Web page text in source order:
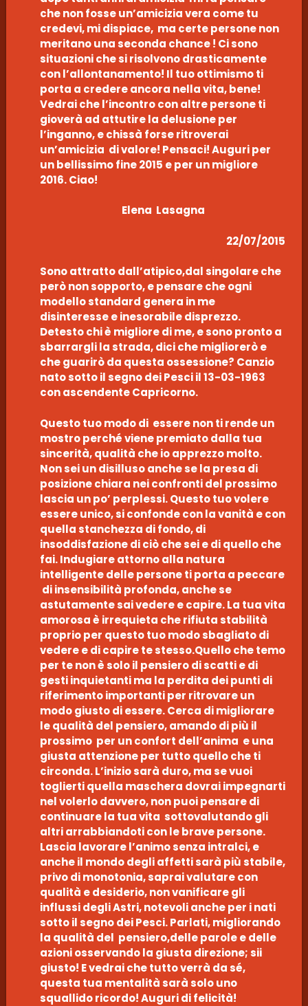
che non fosse un’amicizia vera come tu
credevi, mi dispiace, ma certe persone non
meritano una seconda chance ! Ci sono
situazioni che si risolvono drasticamente
con l’allontanamento! Il tuo ottimismo ti
porta a credere ancora nella vita, bene!
Vedrai che l’incontro con altre persone ti
gioverà ad attutire la delusione per
l’inganno, e chissà forse ritroverai
un’amicizia di valore! Pensaci! Auguri per
un bellissimo fine 2015 e per un migliore
2016. Ciao!
Elena Lasagna
22/07/2015
Sono attratto dall’atipico,dal singolare che
però non sopporto, e pensare che ogni
modello standard genera in me
disinteresse e inesorabile disprezzo.
Detesto chi è migliore di me, e sono pronto a
sbarrargli la strada, dici che migliorerò e
che guarirò da questa ossessione? Canzio
nato sotto il segno dei Pesci il 13-03-1963
con ascendente Capricorno.
Questo tuo modo di essere non ti rende un
mostro perché viene premiato dalla tua
sincerità, qualità che io apprezzo molto.
Non sei un disilluso anche se la presa di
posizione chiara nei confronti del prossimo
lascia un po’ perplessi. Questo tuo volere
essere unico, si confonde con la vanità e con
quella stanchezza di fondo, di
insoddisfazione di ciò che sei e di quello che
fai. Indugiare attorno alla natura
intelligente delle persone ti porta a peccare
di insensibilità profonda, anche se
astutamente sai vedere e capire. La tua vita
amorosa è irrequieta che rifiuta stabilità
proprio per questo tuo modo sbagliato di
vedere e di capire te stesso.Quello che temo
per te non è solo il pensiero di scatti e di
gesti inquietanti ma la perdita dei punti di
riferimento importanti per ritrovare un
modo giusto di essere. Cerca di migliorare
le qualità del pensiero, amando di più il
prossimo per un confort dell’anima e una
giusta attenzione per tutto quello che ti
circonda. L’inizio sarà duro, ma se vuoi
toglierti quella maschera dovrai impegnarti
nel volerlo davvero, non puoi pensare di
continuare la tua vita sottovalutando gli
altri arrabbiandoti con le brave persone.
Lascia lavorare l’animo senza intralci, e
anche il mondo degli affetti sarà più stabile,
privo di monotonia, saprai valutare con
qualità e desiderio, non vanificare gli
influssi degli Astri, notevoli anche per i nati
sotto il segno dei Pesci. Parlati, migliorando
la qualità del pensiero,delle parole e delle
azioni osservando la giusta direzione; sii
giusto! E vedrai che tutto verrà da sé,
questa tua mentalità sarà solo uno
squallido ricordo! Auguri di felicità!